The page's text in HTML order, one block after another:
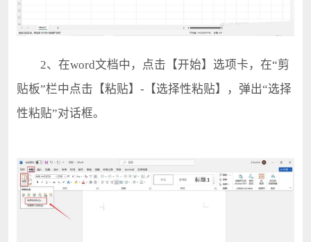
2、在word文档中，点击【开始】选项卡，在“剪
贴板”栏中点击【粘贴】-【选择性粘贴】，弹出“选择
性粘贴”对话框。